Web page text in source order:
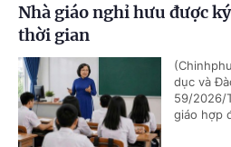
Nhà giáo nghỉ hưu được
thời gian
dục và
59/2026/
giáo hợp